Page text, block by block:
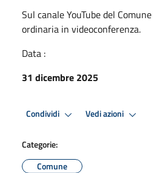
Sul canale YouTube del
ordinaria in videoconferenza.
Data :
31 dicembre 2025
Condividi Vedi azioni
Categorie:
Comune